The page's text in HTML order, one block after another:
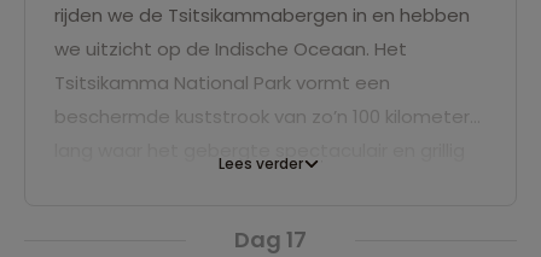
rijden we de Tsitsikammabergen in en hebben
we uitzicht op de Indische Oceaan. Het
Tsitsikamma National Park vormt een
beschermde kuststrook van zo’n 100 kilometer
Lees verder
Dag 17